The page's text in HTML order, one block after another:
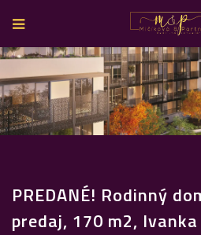
PREDANÉ! Rodinný
predaj, 170 m2,